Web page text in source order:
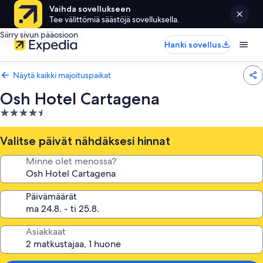
Vaihda sovellukseen
Tee välittömiä säästöjä sovelluksella.
Siirry sivun pääosioon
Hanki sovellus
Näytä kaikki majoituspaikat
Osh Hotel Cartagena
4.5
tähden
majoituspaikka
Valitse päivät nähdäksesi hinnat
Minne olet menossa?
Päivämäärät
Asiakkaat